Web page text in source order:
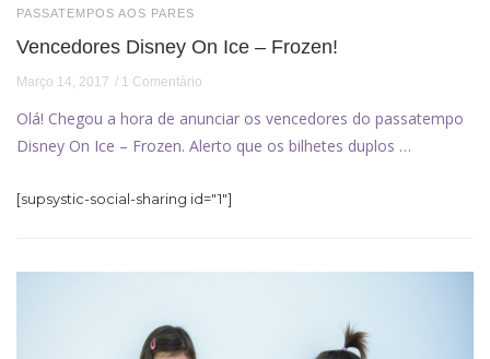
PASSATEMPOS AOS PARES
Vencedores Disney On Ice – Frozen!
Março 14, 2017 1 Comentário
Olá! Chegou a hora de anunciar os vencedores do passatempo
Disney On Ice – Frozen. Alerto que os bilhetes duplos …
[supsystic-social-sharing id="1"]